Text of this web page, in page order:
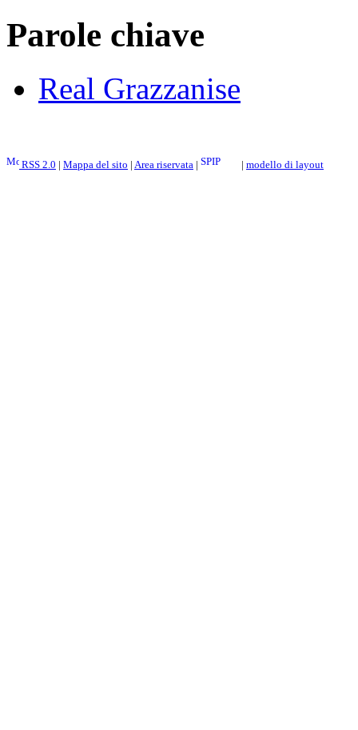
Parole chiave
Real Grazzanise
RSS 2.0 | Mappa del sito | Area riservata | | modello di layout